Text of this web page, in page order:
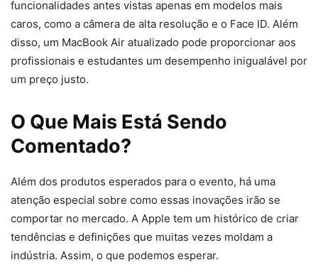
funcionalidades antes vistas apenas em modelos mais
caros, como a câmera de alta resolução e o Face ID. Além
disso, um MacBook Air atualizado pode proporcionar aos
profissionais e estudantes um desempenho inigualável por
um preço justo.
O Que Mais Está Sendo
Comentado?
Além dos produtos esperados para o evento, há uma
atenção especial sobre como essas inovações irão se
comportar no mercado. A Apple tem um histórico de criar
tendências e definições que muitas vezes moldam a
indústria. Assim, o que podemos esperar.